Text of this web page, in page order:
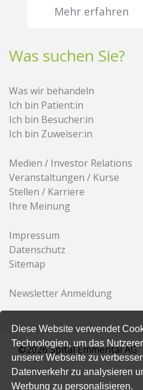
Diese Website verwendet
Technologien, um das
unserer Webseite zu
Datenverkehr zu analysieren
Werbung zu personalisieren.
Mehr erfahren
Was suchen Sie?
Was wir behandeln
Ich bin Patient:in
Ich bin Besucher:in
Ich bin Zuweiser:in
Medien / Investor Relations
Veranstaltungen / Kurse
Stellen / Karriere
Ihre Meinung
Impressum
Datenschutz
Sitemap
Newsletter Anmeldung
©2026 Spital Emmental AG